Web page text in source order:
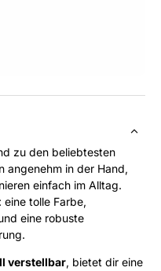
zu den beliebtesten
angenehm in der Hand,
einfach im Alltag.
eine tolle Farbe,
eine robuste
verstellbar, bietet dir eine